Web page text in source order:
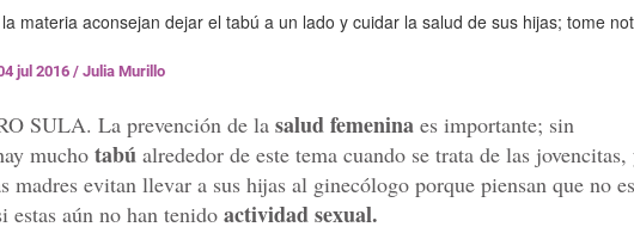
materia aconsejan dejar el tabú a un lado y cuidar la salud de sus hijas; tome
jul 2016 / Julia Murillo
SULA. La prevención de la salud femenina es importante; sin
mucho tabú alrededor de este tema cuando se trata de las jovencitas,
madres evitan llevar a sus hijas al ginecólogo porque piensan que no es
estas aún no han tenido actividad sexual.